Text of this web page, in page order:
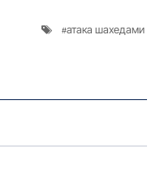
атака шахедами